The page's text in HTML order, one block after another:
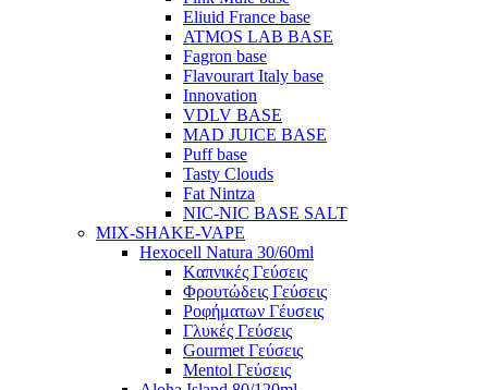
Eliuid France base
ATMOS LAB BASE
Fagron base
Flavourart Italy base
Innovation
VDLV BASE
MAD JUICE BASE
Puff base
Tasty Clouds
Fat Nintza
NIC-NIC BASE SALT
MIX-SHAKE-VAPE
Hexocell Natura 30/60ml
Kαπνικές Γεύσεις
Φρουτώδεις Γεύσεις
Ροφήματων Γέυσεις
Γλυκές Γεύσεις
Gourmet Γεύσεις
Mentol Γεύσεις